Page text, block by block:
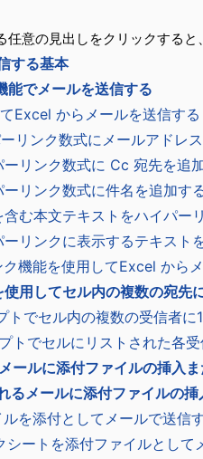
任意の見出しをクリックする
する基本
能でメールを送信する
てExcel からメールを送信する
ーリンク数式にメールアドレ
ーリンク数式に Cc 宛先を追
ーリンク数式に件名を追加す
含む本文テキストをハイパー
ーリンクに表示するテキスト
ク機能を使用してExcel から
用してセル内の複数の宛先
トでセル内の複数の受信者
トでセルにリストされた各
ールに添付ファイルの挿入
るメールに添付ファイルの挿
ルを添付としてメールで送信
シートを添付ファイルとして